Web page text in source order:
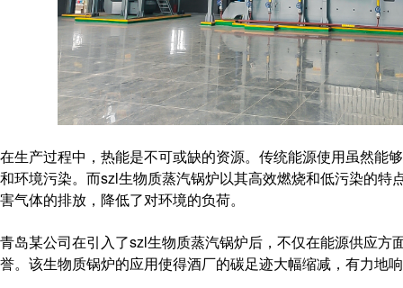
在生产过程中，热能是不可或缺的资源。传统能源使用虽然能
和环境污染。而szl生物质蒸汽锅炉以其高效燃烧和低污染的特
害气体的排放，降低了对环境的负荷。
青岛某公司在引入了szl生物质蒸汽锅炉后，不仅在能源供应方
誉。该生物质锅炉的应用使得酒厂的碳足迹大幅缩减，有力地